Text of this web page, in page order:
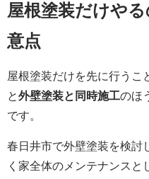
屋根塗装だけや
意点
屋根塗装だけを先に行うこ
と外壁塗装と同時施工のほ
です。
春日井市で外壁塗装を検討
く家全体のメンテナンスと